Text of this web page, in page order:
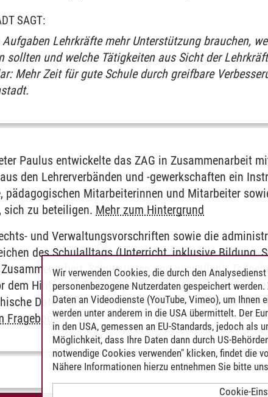
SAGT:
Lehrkräfte mehr Unterstützung brauchen,
sollten und welche Tätigkeiten aus Sicht der
Mehr Zeit für gute Schule durch greifbare
Paulus entwickelte das ZAG in Zusammenarbeit
den Lehrerverbänden und -gewerkschaften ein
pädagogischen Mitarbeiterinnen und Mitarbeiter
sich zu beteiligen. Mehr zum Hintergrund
und Verwaltungsvorschriften sowie die
des Schulalltags (Unterricht, inklusive Bildung,
Schule leiten und verwalten).
dem Hintergrund ihrer spezifischen Arbeitssituation
Daten sowie Informationen zu Be- bzw.
Fragebogen
Wir verwenden Cookies, die durch den
personenbezogene Nutzerdaten gespeichert
Daten an Videodienste (YouTube, Vimeo), um Ihnen
werden unter anderem in die USA übermittelt. Der
in den USA, gemessen an EU-Standards, jedoch als
Möglichkeit, dass Ihre Daten dann durch US-
notwendige Cookies verwenden" klicken, findet die
Nähere Informationen hierzu entnehmen Sie bitte
Cookie-